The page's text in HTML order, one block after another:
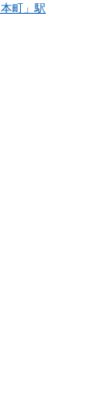
本町 」駅